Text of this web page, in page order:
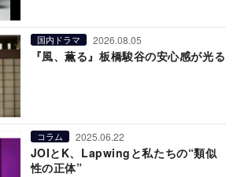
国内ドラマ 2026.08.05
『風、薫る』板橋駿谷の安心感が光る
コラム 2025.06.22
JOIとK、Lapwingと私たちの“類似
性の正体”